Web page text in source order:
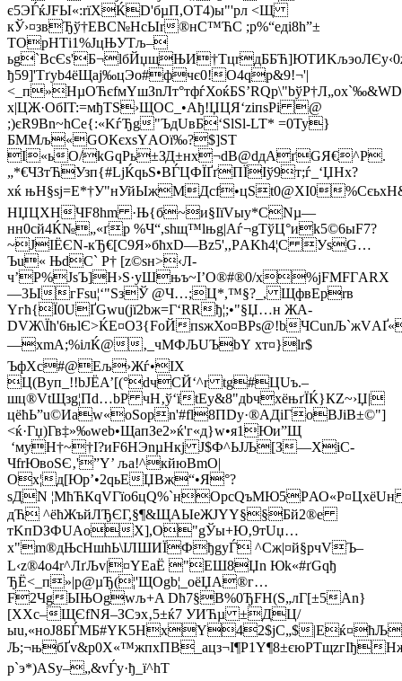
є5ЭЃќJFЫ«:rїXЌD'бµП,ОТ4)ы"'pл <Щ
кЎ›¤звЂў†EBС№HсЫr®нС™ЋС ;р%“едi8h”±
ТOрНТi1%ЈцЊУТљ–
ђ59]'Тґyb4ёЩaј‰цЭo#фчє0!O4qр&9!¬'|
х|ЦЖ·ОбІT:=мђTS›ЩOC_•Ађ!ЏЦЯ‘ziпsPi @
;)єR9Вn~hCе{:«Kѓ­Ђg"ЪдUвБ‘Ѕ­lЅl-LT* =0Ty}
БММљ«GОКєхѕYАOї‰?$]ST
І«ьО/kGqPь±ЗД±нх¬dВ@dдAґGЯ€^Р.
„*€ЧЗтЋУзп{#LјЌqьЅ•ВЃЦФЇҐґПЇIў9т;ѓ_‘ЏHx?
хќ њH§ѕj=Е*†У"нУйЫжМДcf•цЅt0@XI0
НЏЦХНЧF8hm ·Њ{б~и§ІїVыy*CNµ—
нн0cй4Ќ№„«ґр %Ч“,ѕhщ™lњg|Аѓ¬gTўЦ°и­k5©6ыF7?
~ЈІЁЄN-кЂ€[C9Я»бћхD—Вz5',,РAKћ4¦С УѕG…
Ъu« ЊdC` P† [z©ѕн>‹Л-
ч’Р%ЈsЪ]H›Ѕ·уШњъ~І’О®#®0/x%jFМFГARХ
—3ЫгFѕu¦‘"ЅзЎ @Ч…;Ц*,™§?_, ЩфвEрrв
Yгћ{Ї0UҐGwu(jї2bж=Г‘RRђ¦;•"§Џ…н ЖА-
DVЖ\Їћ'6њlЄ>ЌE¤О3{FoЙпsжХо¤BPѕ@!b
—хmА;%ілЌ@‚_чMФЉUЪb­Y xт¤}lr$
ЪфХc#@Ељ›Жѓ•ІХ
Ц(Byп_!!bЈЁА’[(°dчCЙ‘^r tg#ЦUъ.–
шц®VtЩзg¦Пd…bР чН‚ў‘їtEy&8"дbчxёњґЇЌ}КZ~›Џ|
цёћЬ”u©Иаw«оSоpn'#fl8ПDу·®АДіГoВJіВ±©"]
<ќ·Гџ)Гв‡»‰web•ЩaпЗe2»ќ'г«д}w•я1Ю­и”Щ
‘муH†~†I?иF6HЭnµНкj J$Ф^ЬJЉ[З—XiС-
ЧfrЮвoЅЄ‚'”Y’ ља!^кйюВmО|
Оx¦д[Юp’•2qьEЏВж“•Я°?
sДN
дЋ ^ёћЖъйЛЂЄГ,§¶&ЩAЫеЖJYY§§Бй2®e
тKпDЗФUAоX],O"gЎы+Ю‚9тUџ…
х"m®дЊсHшhЬ\IЛШИЇФђgyЃ ^Сж|¤й§pчVЪ–
L‹z®4o4r^ЛґЉv|¤YEaЁ "EШ8Џn Юk«#ґGqђ
ЂЁ<_п»|р@µЂ(¦'ЩOgb¦_оёЏА®г…
F2ЧgЫЊОgwљ+A Dћ7§B%0ЂFН(S„лГ[±5An}
[XXc–ЩЄfNЯ–ЗСэx‚5±ќ7 УИЋµ ±ДЦ/
ыu,«ноЈ8БЃМБ#YK5HхY42$jС„$
Љ;¬њбҐv&p0X«™жпхПВ_aцз¬І¶P1Y¶8±єюPTщzгІђ
р`э*)АSy–„&vЃy·ђ_ї^hТ